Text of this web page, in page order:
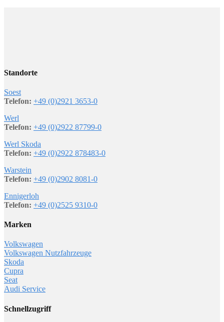
Standorte
Soest
Telefon: +49 (0)2921 3653-0
Werl
Telefon: +49 (0)2922 87799-0
Werl Skoda
Telefon: +49 (0)2922 878483-0
Warstein
Telefon: +49 (0)2902 8081-0
Ennigerloh
Telefon: +49 (0)2525 9310-0
Marken
Volkswagen
Volkswagen Nutzfahrzeuge
Skoda
Cupra
Seat
Audi Service
Schnellzugriff